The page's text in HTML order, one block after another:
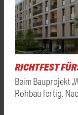
RICHTFEST
Beim Bauprojekt
Rohbau fertig.